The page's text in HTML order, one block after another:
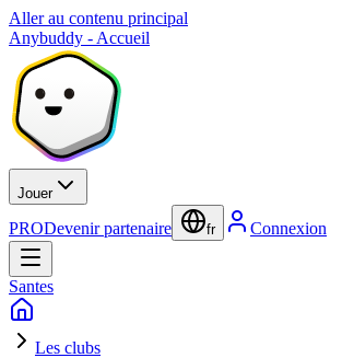
Aller au contenu principal
Anybuddy - Accueil
Jouer
PRODevenir partenaire fr Connexion
Santes
Les clubs